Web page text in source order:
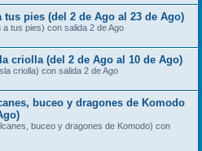
pies (del 2 de Ago al 23 de Ago)
tus pies) con salida 2 de Ago
criolla (del 2 de Ago al 10 de Ago)
criolla) con salida 2 de Ago
buceo y dragones de Komodo
buceo y dragones de Komodo) con